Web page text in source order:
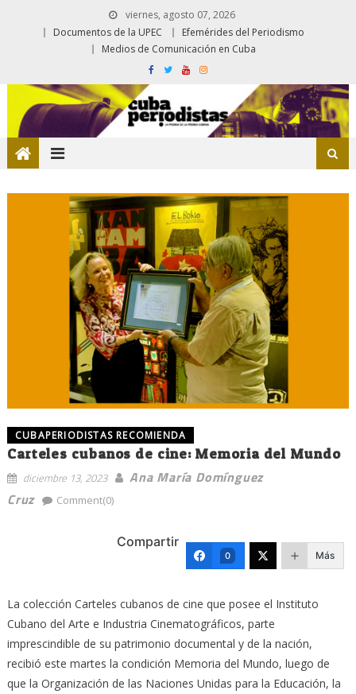
viernes, agosto 07, 2026
Documentos de la UPEC
Efemérides del Periodismo
Medios de Comunicación en Cuba
CUBAPERIODISTAS RECOMIENDA
Carteles cubanos de cine: Memoria del Mundo
diciembre 13, 2023
Ana María Domínguez
Cruz
Comment(0)
Compartir
0 Más
La colección Carteles cubanos de cine que posee el Instituto
Cubano del Arte e Industria Cinematográficos, parte
imprescindible de su patrimonio documental y de la nación,
recibió este martes la condición Memoria del Mundo, luego de
que la Organización de las Naciones Unidas para la Educación, la